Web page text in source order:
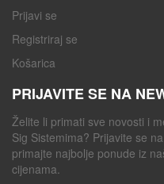
Prijavi se
Registriraj se
Košarica
PRIJAVITE SE NA
Želite li primati sve novosti i
Sig Sistemima? Prijavite se
primajte najbolje ponude iz
cijenama.